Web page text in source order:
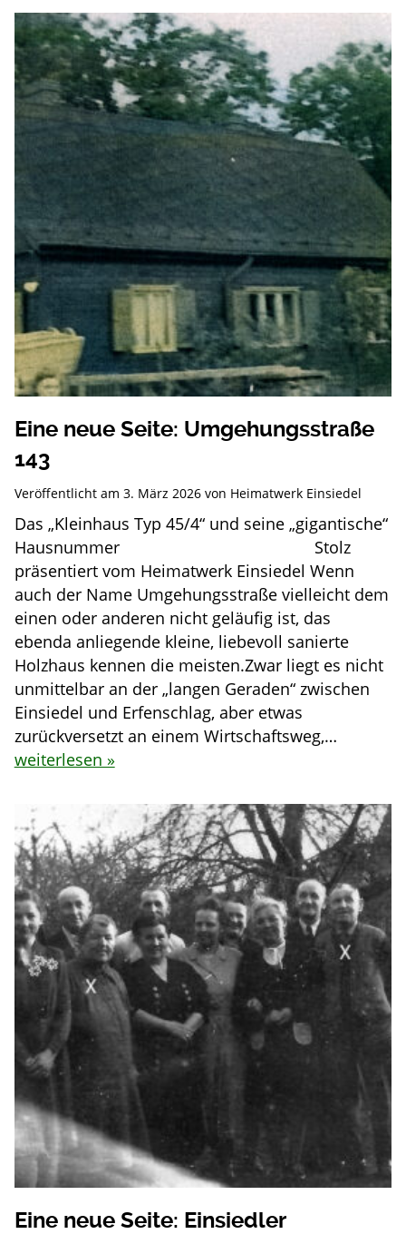
Eine neue Seite: Umgehungsstraße
143
Veröffentlicht am 3. März 2026von Heimatwerk Einsiedel
Das „Kleinhaus Typ 45/4“ und seine „gigantische“
Hausnummer Stolz
präsentiert vom Heimatwerk Einsiedel Wenn
auch der Name Umgehungsstraße vielleicht dem
einen oder anderen nicht geläufig ist, das
ebenda anliegende kleine, liebevoll sanierte
Holzhaus kennen die meisten.Zwar liegt es nicht
unmittelbar an der „langen Geraden“ zwischen
Einsiedel und Erfenschlag, aber etwas
zurückversetzt an einem Wirtschaftsweg,…
weiterlesen »
Eine neue Seite: Einsiedler